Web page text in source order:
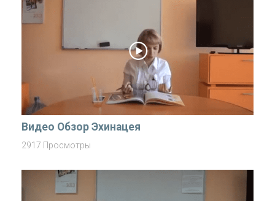
Видео Обзор Эхинацея
2917 Просмотры